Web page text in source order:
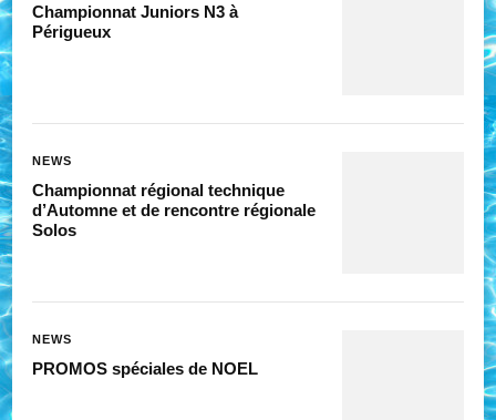
Championnat Juniors N3 à
Périgueux
NEWS
Championnat régional technique
d’Automne et de rencontre régionale
Solos
NEWS
PROMOS spéciales de NOEL